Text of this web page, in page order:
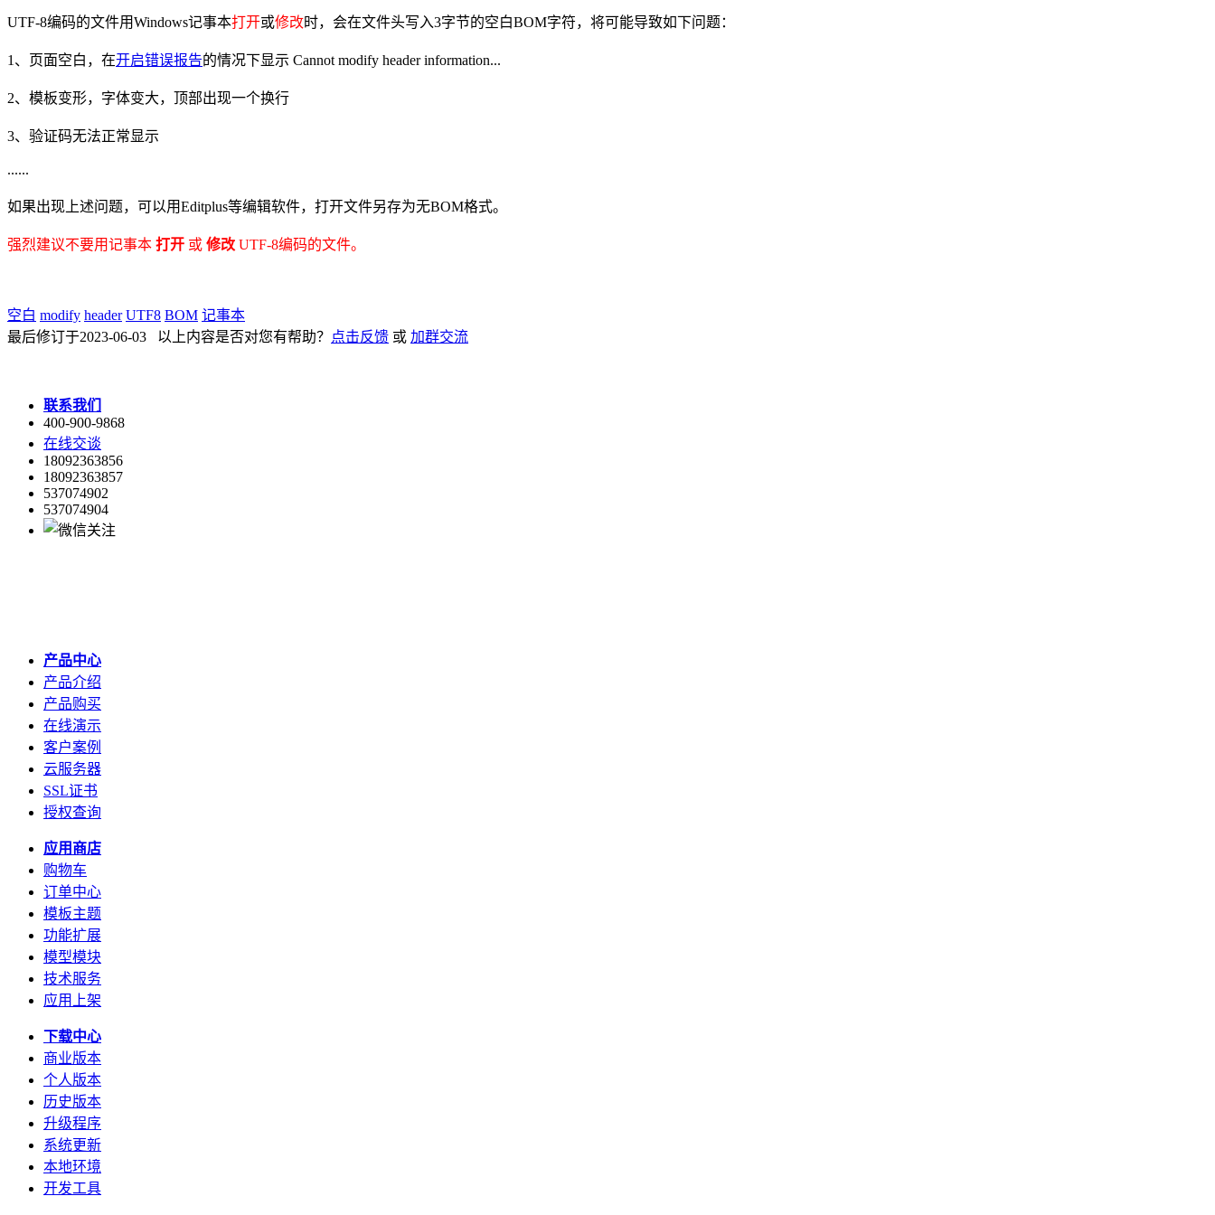
UTF-8编码的文件用Windows记事本打开或修改时，会在文件头写入3字节的空白BOM字符，将可能导致如下问题：
1、页面空白，在开启错误报告的情况下显示 Cannot modify header information...
2、模板变形，字体变大，顶部出现一个换行
3、验证码无法正常显示
......
如果出现上述问题，可以用Editplus等编辑软件，打开文件另存为无BOM格式。
强烈建议不要用记事本 打开 或 修改 UTF-8编码的文件。
空白 modify header UTF8 BOM 记事本
最后修订于2023-06-03 以上内容是否对您有帮助？ 点击反馈 或 加群交流
联系我们
400-900-9868
在线交谈
18092363856
18092363857
537074902
537074904
产品中心
产品介绍
产品购买
在线演示
客户案例
云服务器
SSL证书
授权查询
应用商店
购物车
订单中心
模板主题
功能扩展
模型模块
技术服务
应用上架
下载中心
商业版本
个人版本
历史版本
升级程序
系统更新
本地环境
开发工具